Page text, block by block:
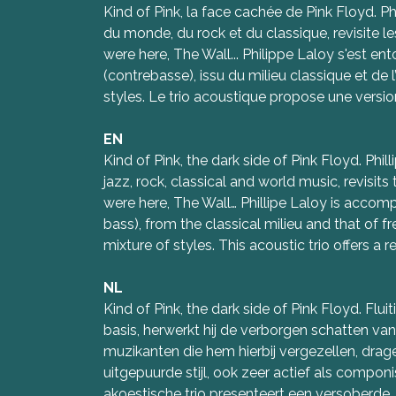
Kind of Pink, la face cachée de Pink Floyd.
du monde, du rock et du classique, revisite
were here, The Wall... Philippe Laloy s'est
(contrebasse), issu du milieu classique et de
styles. Le trio acoustique propose une
EN
Kind of Pink, the dark side of Pink Floyd.
jazz, rock, classical and world music,
were here, The Wall… Phillipe Laloy is
bass), from the classical milieu and that of
mixture of styles. This acoustic trio offers a
NL
Kind of Pink, the dark side of Pink Floyd.
basis, herwerkt hij de verborgen schatten
muzikanten die hem hierbij vergezellen,
uitgepuurde stijl, ook zeer actief als